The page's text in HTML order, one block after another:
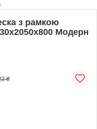
з рамкою
Модерн
₴